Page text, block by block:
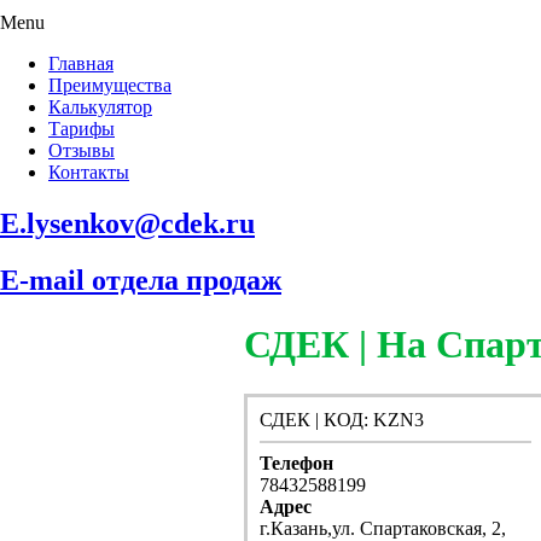
Menu
Главная
Преимущества
Калькулятор
Тарифы
Отзывы
Контакты
E.lysenkov@cdek.ru
E-mail отдела продаж
СДЕК | На
СДЕК | КОД: KZN3
Телефон
78432588199
Адрес
г.Казань,ул. Спартаковская, 2,